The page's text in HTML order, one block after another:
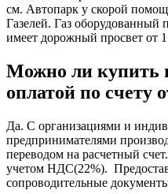
см. Автопарк у скорой
Газелей. Газ
имеет дорожный просвет от
Можно ли купить
оплатой по
Да. С организациями и
предпринимателями
переводом на расчетный
учетом НДС(22%).
сопроводительные